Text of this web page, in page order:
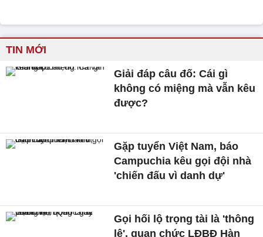
TIN MỚI
Giải đáp câu đố: Cái gì
không có miệng mà vẫn kêu
được?
Gặp tuyển Việt Nam, báo
Campuchia kêu gọi đội nhà
'chiến đấu vì danh dự'
Gọi hối lộ trọng tài là 'thông
lệ', quan chức LĐBĐ Hàn